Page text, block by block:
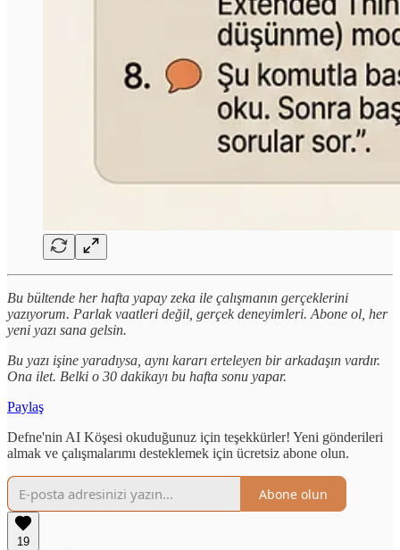
Bu bültende her hafta yapay zeka ile çalışmanın gerçeklerini
yazıyorum. Parlak vaatleri değil, gerçek deneyimleri. Abone ol, her
yeni yazı sana gelsin.
Bu yazı işine yaradıysa, aynı kararı erteleyen bir arkadaşın vardır.
Ona ilet. Belki o 30 dakikayı bu hafta sonu yapar.
Paylaş
Defne'nin AI Köşesi okuduğunuz için teşekkürler! Yeni gönderileri
almak ve çalışmalarımı desteklemek için ücretsiz abone olun.
Abone olun
19